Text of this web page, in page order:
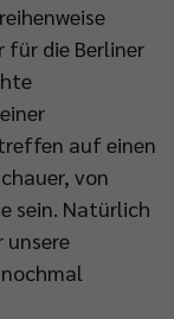
für die Berliner
auf einen
von
sein. Natürlich
unsere